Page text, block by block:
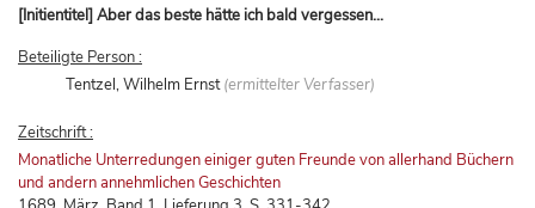
[Initientitel] Aber das beste hätte ich bald vergessen...
Beteiligte Person :
Tentzel, Wilhelm Ernst(ermittelter Verfasser)
Zeitschrift :
Monatliche Unterredungen einiger guten Freunde von allerhand Büchern
und andern annehmlichen Geschichten